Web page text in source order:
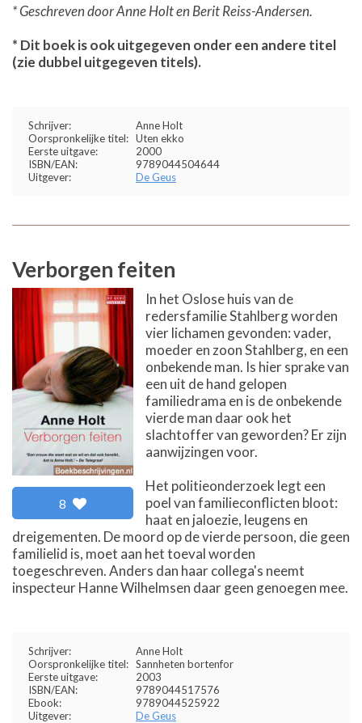
* Geschreven door Anne Holt en Berit Reiss-Andersen.
* Dit boek is ook uitgegeven onder een andere titel
(zie dubbel uitgegeven titels).
Schrijver:
Anne Holt
Oorspronkelijke titel: Uten ekko
Eerste uitgave:
2000
ISBN/EAN:
9789044504644
Uitgever:
De Geus
Verborgen feiten
8
In het Oslose huis van de
redersfamilie Stahlberg worden
vier lichamen gevonden: vader,
moeder en zoon Stahlberg, en een
onbekende man. Is hier sprake van
een uit de hand gelopen
familiedrama en is de onbekende
vierde man daar ook het
slachtoffer van geworden? Er zijn
aanwijzingen voor.
Het politieonderzoek legt een
poel van familieconflicten bloot:
haat en jaloezie, leugens en
dreigementen. De moord op de vierde persoon, die geen
familielid is, moet aan het toeval worden
toegeschreven. Anders dan haar collega's neemt
inspecteur Hanne Wilhelmsen daar geen genoegen mee.
Schrijver:
Anne Holt
Oorspronkelijke titel: Sannheten bortenfor
Eerste uitgave:
2003
ISBN/EAN:
9789044517576
Ebook:
9789044525922
Uitgever:
De Geus